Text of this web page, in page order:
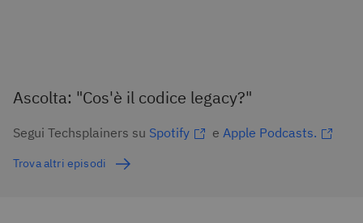
Ascolta: "Cos'è il codice legacy?"
Segui Techsplainers su Spotify e Apple Podcasts.
Trova altri episodi